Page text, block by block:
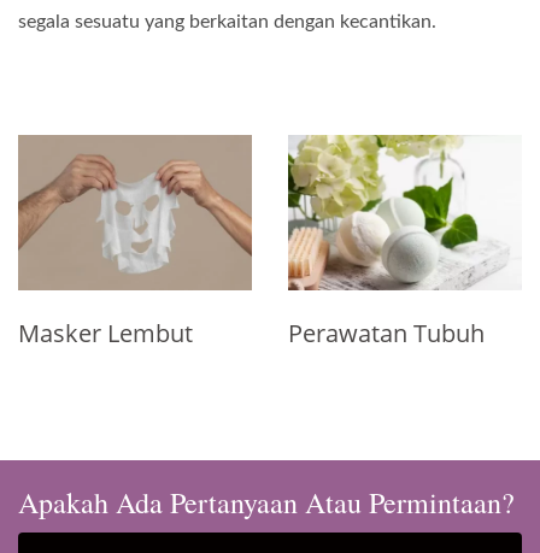
segala sesuatu yang berkaitan dengan kecantikan.
Perawatan Tubuh
Kapsul Minyak
Apakah Ada Pertanyaan Atau Permintaan?